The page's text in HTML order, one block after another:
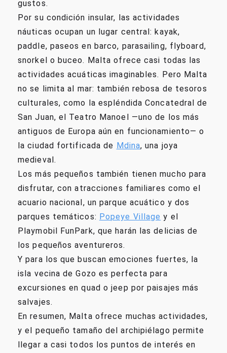
gustos.
Por su condición insular, las actividades
náuticas ocupan un lugar central: kayak,
paddle, paseos en barco, parasailing, flyboard,
snorkel o buceo. Malta ofrece casi todas las
actividades acuáticas imaginables. Pero Malta
no se limita al mar: también rebosa de tesoros
culturales, como la espléndida Concatedral de
San Juan, el Teatro Manoel —uno de los más
antiguos de Europa aún en funcionamiento— o
la ciudad fortificada de Mdina, una joya
medieval.
Los más pequeños también tienen mucho para
disfrutar, con atracciones familiares como el
acuario nacional, un parque acuático y dos
parques temáticos: Popeye Village y el
Playmobil FunPark, que harán las delicias de
los pequeños aventureros.
Y para los que buscan emociones fuertes, la
isla vecina de Gozo es perfecta para
excursiones en quad o jeep por paisajes más
salvajes.
En resumen, Malta ofrece muchas actividades,
y el pequeño tamaño del archipiélago permite
llegar a casi todos los puntos de interés en